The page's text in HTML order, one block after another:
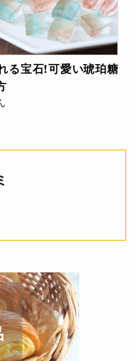
る宝石!可愛い琥珀糖